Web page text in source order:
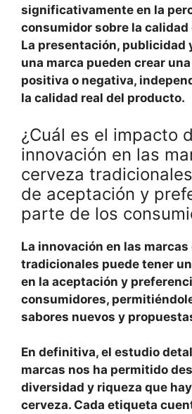
significativamente en la
consumidor sobre la calidad
La presentación, publicidad
una marca pueden crear una
positiva o negativa,
la calidad real del producto.
¿Cuál es el impacto
innovación en las
cerveza
de aceptación y
parte de los
La innovación en las marcas
tradicionales puede tener un
en la aceptación y
consumidores,
sabores nuevos y
En definitiva, el estudio
marcas nos ha permitido
diversidad y riqueza que
cerveza. Cada etiqueta